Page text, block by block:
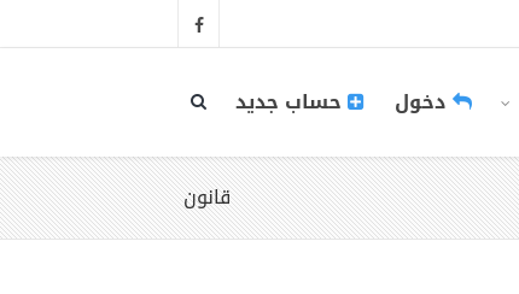
دخول حساب جديد
قانون